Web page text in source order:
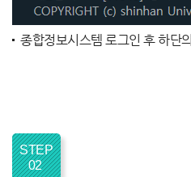
종합정보시스템 로그인 후 하단
STEP
02